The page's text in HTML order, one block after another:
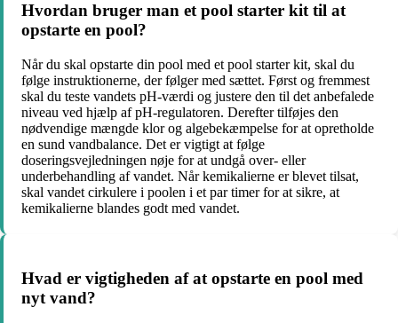
Hvordan bruger man et pool starter kit til at
opstarte en pool?
Når du skal opstarte din pool med et pool starter kit, skal du
følge instruktionerne, der følger med sættet. Først og fremmest
skal du teste vandets pH-værdi og justere den til det anbefalede
niveau ved hjælp af pH-regulatoren. Derefter tilføjes den
nødvendige mængde klor og algebekæmpelse for at opretholde
en sund vandbalance. Det er vigtigt at følge
doseringsvejledningen nøje for at undgå over- eller
underbehandling af vandet. Når kemikalierne er blevet tilsat,
skal vandet cirkulere i poolen i et par timer for at sikre, at
kemikalierne blandes godt med vandet.
Hvad er vigtigheden af at opstarte en pool med
nyt vand?